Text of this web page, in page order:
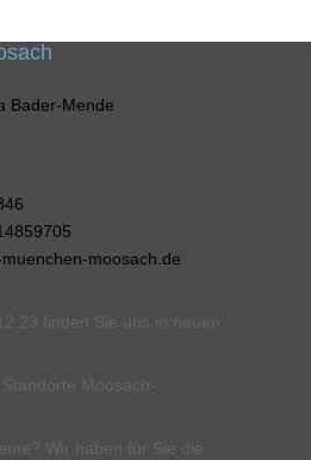
Bader-Mende
moosach.de
finden Sie uns in neuen
Moosach-
Wir haben für Sie die